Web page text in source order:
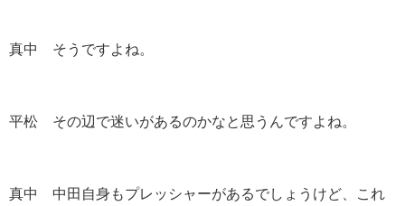
真中 そうですよね。
平松 その辺で迷いがあるのかなと思うんですよね。
真中 中田自身もプレッシャーがあるでしょうけど、これ